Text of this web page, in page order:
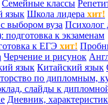
Семейные классы
язык Школа лидера хит!
выбором вуза Психолог
к экзаменам
к ЕГЭ хит!
Черчение и рисунок
язык Китайский язык
по дипломным,
слайды к
Дневник,